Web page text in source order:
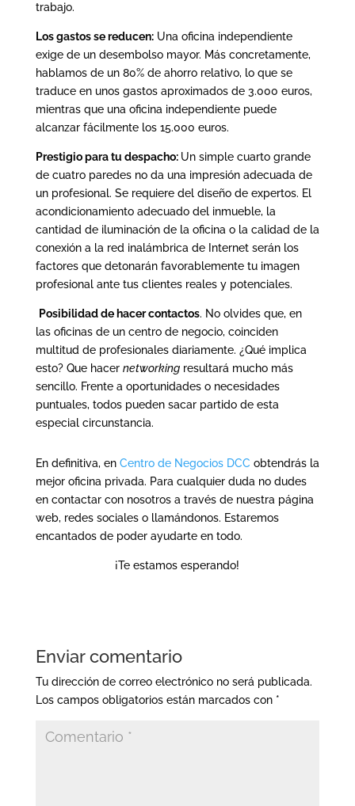
trabajo.
Los gastos se reducen:Una oficina independiente
exige de un desembolso mayor. Más concretamente,
hablamos de un 80% de ahorro relativo, lo que se
traduce en unos gastos aproximados de 3.000 euros,
mientras que una oficina independiente puede
alcanzar fácilmente los 15.000 euros.
Prestigio para tu despacho: Un simple cuarto grande
de cuatro paredes no da una impresión adecuada de
un profesional. Se requiere del diseño de expertos. El
acondicionamiento adecuado del inmueble, la
cantidad de iluminación de la oficina o la calidad de la
conexión a la red inalámbrica de Internet serán los
factores que detonarán favorablemente tu imagen
profesional ante tus clientes reales y potenciales.
Posibilidad de hacer contactos. No olvides que, en
las oficinas de un centro de negocio, coinciden
multitud de profesionales diariamente. ¿Qué implica
esto? Que hacer networkingresultará mucho más
sencillo. Frente a oportunidades o necesidades
puntuales, todos pueden sacar partido de esta
especial circunstancia.
En definitiva, en Centro de Negocios DCC obtendrás la
mejor oficina privada. Para cualquier duda no dudes
en contactar con nosotros a través de nuestra página
web, redes sociales o llamándonos. Estaremos
encantados de poder ayudarte en todo.
¡Te estamos esperando!
Enviar comentario
Tu dirección de correo electrónico no será publicada.
Los campos obligatorios están marcados con *